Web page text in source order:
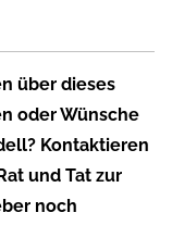
über dieses
oder Wünsche
Kontaktieren
und Tat zur
noch